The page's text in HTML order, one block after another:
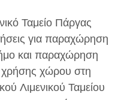
Ταμείο Πάργας
για παραχώρηση
και παραχώρηση
χρήσης χώρου στη
Λιμενικού Ταμείου